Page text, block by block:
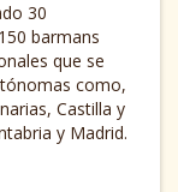
30
barmans
que se
como,
Castilla y
y Madrid.